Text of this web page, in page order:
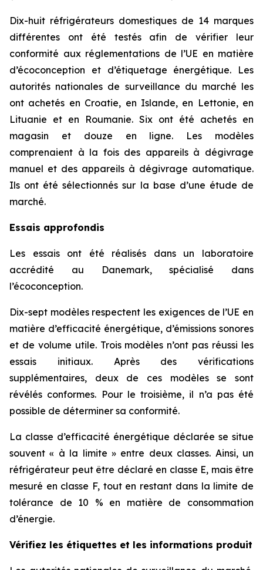
Dix-huit réfrigérateurs domestiques de 14 marques
différentes ont été testés afin de vérifier leur
conformité aux réglementations de l’UE en matière
d’écoconception et d’étiquetage énergétique. Les
autorités nationales de surveillance du marché les
ont achetés en Croatie, en Islande, en Lettonie, en
Lituanie et en Roumanie. Six ont été achetés en
magasin et douze en ligne. Les modèles
comprenaient à la fois des appareils à dégivrage
manuel et des appareils à dégivrage automatique.
Ils ont été sélectionnés sur la base d’une étude de
marché.
Essais approfondis
Les essais ont été réalisés dans un laboratoire
accrédité au Danemark, spécialisé dans
l’écoconception.
Dix-sept modèles respectent les exigences de l’UE en
matière d’efficacité énergétique, d’émissions sonores
et de volume utile. Trois modèles n’ont pas réussi les
essais initiaux. Après des vérifications
supplémentaires, deux de ces modèles se sont
révélés conformes. Pour le troisième, il n’a pas été
possible de déterminer sa conformité.
La classe d’efficacité énergétique déclarée se situe
souvent « à la limite » entre deux classes. Ainsi, un
réfrigérateur peut être déclaré en classe E, mais être
mesuré en classe F, tout en restant dans la limite de
tolérance de 10 % en matière de consommation
d’énergie.
Vérifiez les étiquettes et les informations produit